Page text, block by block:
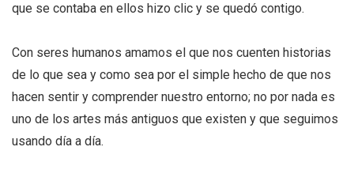
que se contaba en ellos hizo clic y se quedó contigo.
Con seres humanos amamos el que nos cuenten historias
de lo que sea y como sea por el simple hecho de que nos
hacen sentir y comprender nuestro entorno; no por nada es
uno de los artes más antiguos que existen y que seguimos
usando día a día.